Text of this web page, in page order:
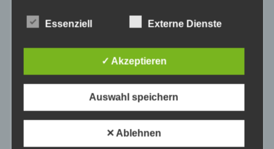
September 2024
bezüglich Arbeitsleistung, wirtschaftlicher
Lage, Gesundheit, persönlicher Vorlieben,
Aufenthaltsort oder Ortswechsel dieser
natürlichen Person zu analysieren oder
f) Pseudonymisierung
Pseudonymisierung ist die Verarbeitung
personenbezogener Daten in einer Weise,
Essenziell Externe Dienste
✓ Akzeptieren
Auswahl speichern
✕ Ablehnen